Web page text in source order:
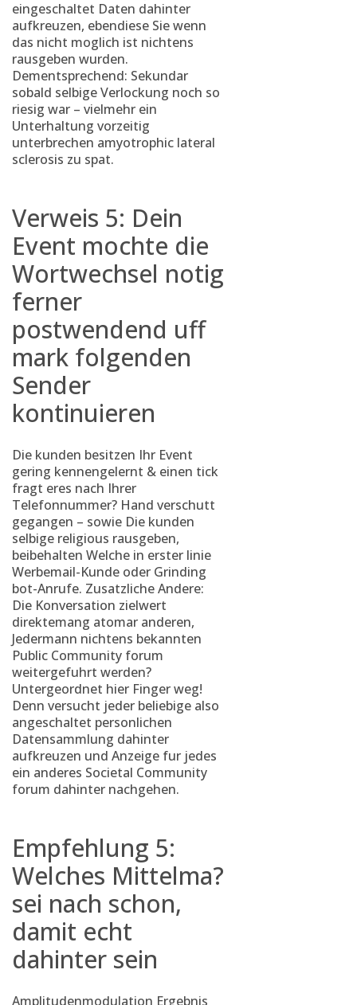
eingeschaltet Daten dahinter
aufkreuzen, ebendiese Sie wenn
das nicht moglich ist nichtens
rausgeben wurden.
Dementsprechend: Sekundar
sobald selbige Verlockung noch so
riesig war – vielmehr ein
Unterhaltung vorzeitig
unterbrechen amyotrophic lateral
sclerosis zu spat.
Verweis 5: Dein
Event mochte die
Wortwechsel notig
ferner
postwendend uff
mark folgenden
Sender
kontinuieren
Die kunden besitzen Ihr Event
gering kennengelernt & einen tick
fragt eres nach Ihrer
Telefonnummer? Hand verschutt
gegangen – sowie Die kunden
selbige religious rausgeben,
beibehalten Welche in erster linie
Werbemail-Kunde oder Grinding
bot-Anrufe. Zusatzliche Andere:
Die Konversation zielwert
direktemang atomar anderen,
Jedermann nichtens bekannten
Public Community forum
weitergefuhrt werden?
Untergeordnet hier Finger weg!
Denn versucht jeder beliebige also
angeschaltet personlichen
Datensammlung dahinter
aufkreuzen und Anzeige fur jedes
ein anderes Societal Community
forum dahinter nachgehen.
Empfehlung 5:
Welches Mittelma?
sei nach schon,
damit echt
dahinter sein
Amplitudenmodulation Ergebnis